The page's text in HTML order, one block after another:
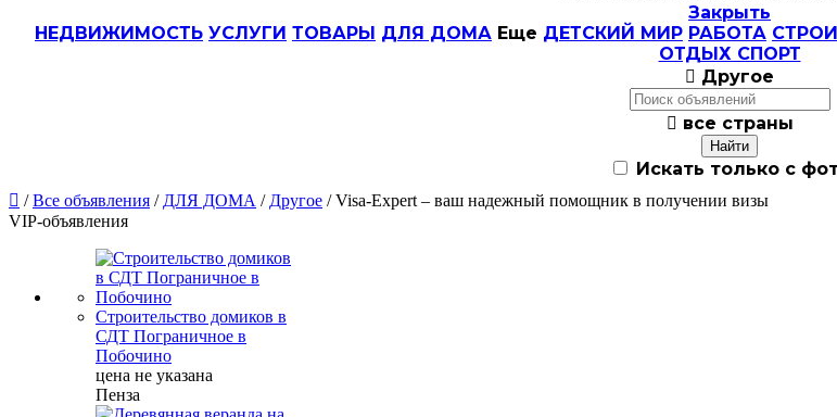
Закрыть
НЕДВИЖИМОСТЬ УСЛУГИ ТОВАРЫ ДЛЯ ДОМА Еще ДЕТСКИЙ МИР РАБОТА
ОТДЫХ СПОРТ
 Другое
 все страны
Искать только с
 /Все объявления / ДЛЯ ДОМА / Другое / Visa-Expert – ваш надежный помощник в получении визы
VIP-объявления
Строительство домиков в
СДТ Пограничное в
Побочино
цена не указана
Пенза